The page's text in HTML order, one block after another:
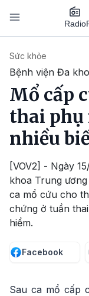
Nhảy đến nội dung
Radio
Sức khỏe
Bệnh viện Đa
Mổ cấp
thai phụ
nhiều
[VOV2] - Ngày
khoa Trung
ca mổ cứu cho
chứng ở tuần
hiểm.
Facebook
Sau ca mổ cấp